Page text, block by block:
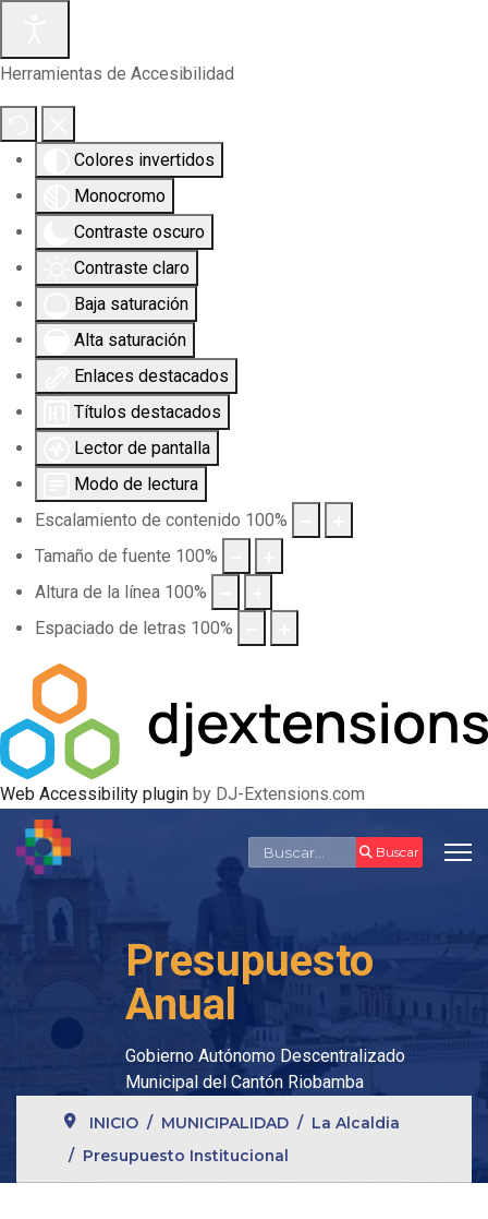
Herramientas de Accesibilidad
Colores invertidos
Monocromo
Contraste oscuro
Contraste claro
Baja saturación
Alta saturación
Enlaces destacados
Títulos destacados
Lector de pantalla
Modo de lectura
Escalamiento de contenido 100%
Tamaño de fuente 100%
Altura de la línea 100%
Espaciado de letras 100%
Web Accessibility plugin by DJ-Extensions.com
Buscar Buscar
Presupuesto
Anual
Gobierno Autónomo Descentralizado
Municipal del Cantón Riobamba
INICIO MUNICIPALIDAD
La Alcaldia
Presupuesto Institucional